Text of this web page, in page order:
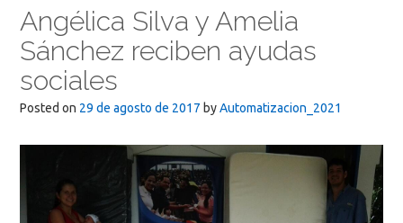
Angélica Silva y Amelia
Sánchez reciben ayudas
sociales
Posted on 29 de agosto de 2017 byAutomatizacion_2021